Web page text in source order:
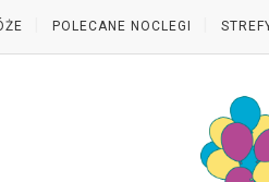
POLECANE NOCLEGI